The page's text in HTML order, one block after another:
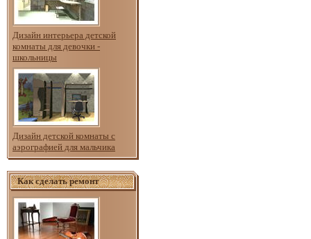
Дизайн интерьера детской
комнаты для девочки -
школьницы
Дизайн детской комнаты с
аэрографией для мальчика
Как сделать ремонт